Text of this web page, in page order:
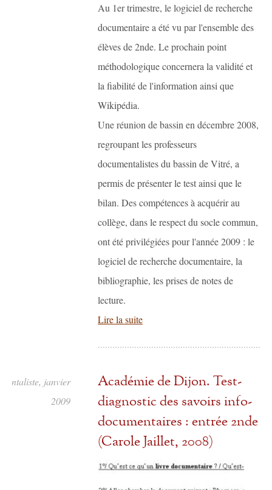
Au 1er trimestre, le logiciel de recherche
documentaire a été vu par l'ensemble des
élèves de 2nde. Le prochain point
méthodologique concernera la validité et
la fiabilité de l'information ainsi que
Wikipédia.
Une réunion de bassin en décembre 2008,
regroupant les professeurs
documentalistes du bassin de Vitré, a
permis de présenter le test ainsi que le
bilan. Des compétences à acquérir au
collège, dans le respect du socle commun,
ont été privilégiées pour l'année 2009 : le
logiciel de recherche documentaire, la
bibliographie, les prises de notes de
lecture.
Lire la suite
janvier
2009
Académie de Dijon. Test-
diagnostic des savoirs info-
documentaires : entrée 2nde
(Carole Jaillet, 2008)